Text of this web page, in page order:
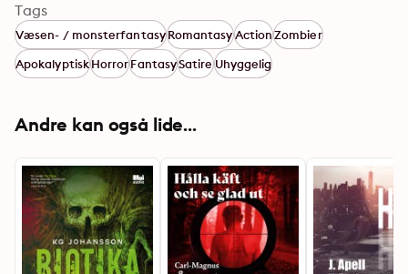
Tags
Væsen- / monsterfantasyRomantasyActionZombier
ApokalyptiskHorrorFantasySatireUhyggelig
Andre kan også lide...